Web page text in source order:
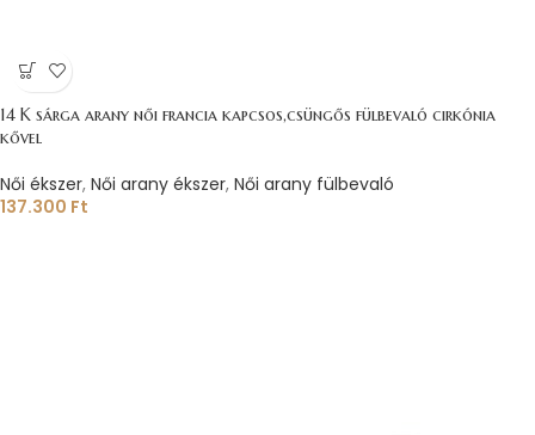
14 K sárga arany női francia kapcsos,csüngős fülbevaló cirkónia
kővel
Női ékszer, Női arany ékszer, Női arany fülbevaló
137.300 Ft